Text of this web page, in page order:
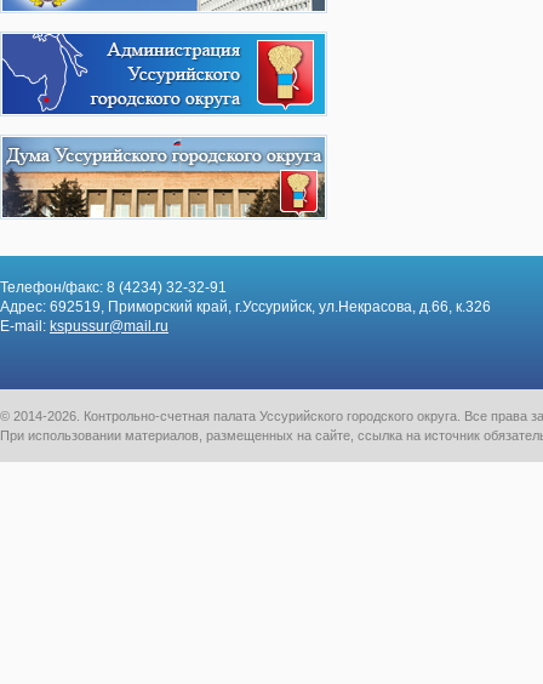
Телефон/факс: 8 (4234) 32-32-91
Адрес: 692519, Приморский край, г.Уссурийск, ул.Некрасова, д.66, к.326
E-mail: kspussur@mail.ru
© 2014-2026. Контрольно-счетная палата Уссурийского городского округа. Все права
При использовании материалов, размещенных на сайте, ссылка на источник